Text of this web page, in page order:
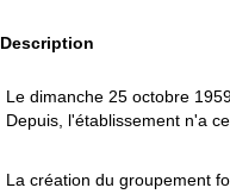
Description
Le dimanche 25 octobre
Depuis, l'établissement n'a
La création du groupement